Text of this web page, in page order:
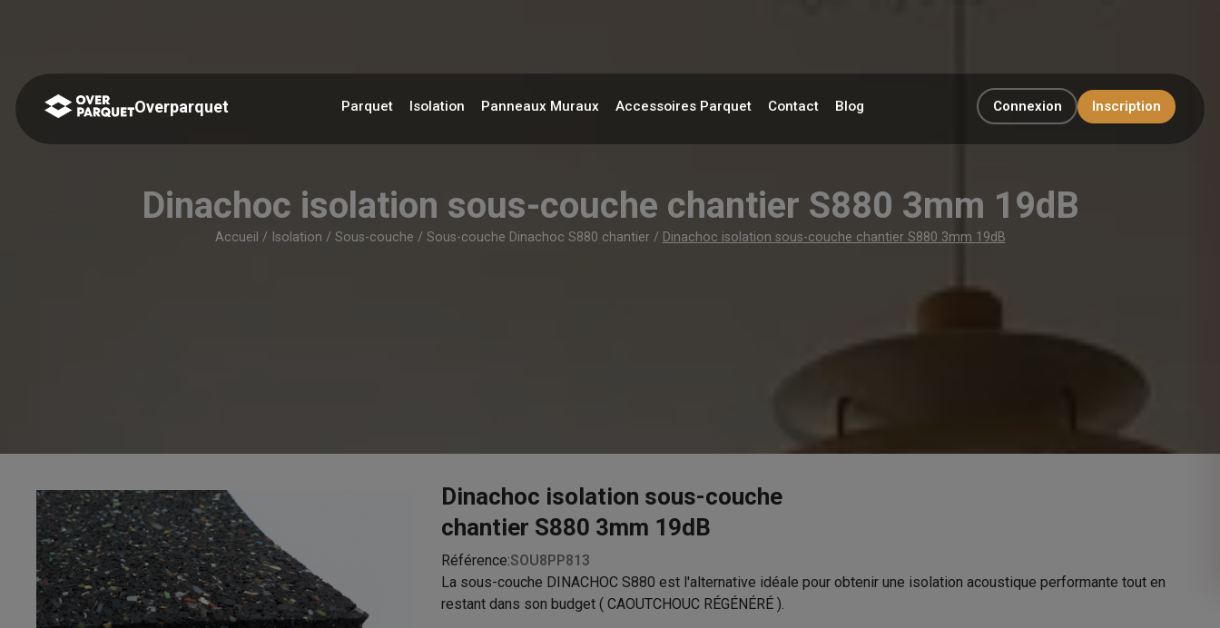
Overparquet Parquet Isolation Panneaux Muraux Accessoires Parquet Contact Blog Connexion Inscription
Dinachoc isolation sous-couche chantier S880 3mm 19dB
Accueil / Isolation / Sous-couche / Sous-couche Dinachoc S880 chantier/ Dinachoc isolation sous-couche chantier S880 3mm 19dB
Dinachoc isolation sous-couche
chantier S880 3mm 19dB
Référence:SOU8PP813
La sous-couche DINACHOC S880 est l'alternative idéale pour obtenir une isolation acoustique performante tout en
restant dans son budget ( CAOUTCHOUC RÉGÉNÉRÉ ).